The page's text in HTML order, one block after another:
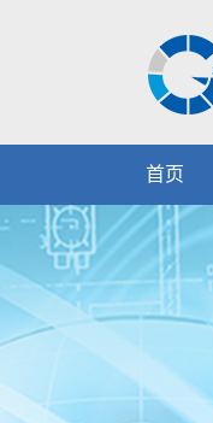
首页